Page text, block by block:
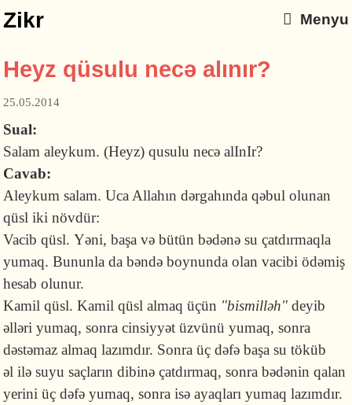
Zikr Menyu
Heyz qüsulu necə alınır?
25.05.2014
Sual:
Salam aleykum. (Heyz) qusulu necə alInIr?
Cavab:
Aleykum salam. Uca Allahın dərgahında qəbul olunan
qüsl iki növdür:
Vacib qüsl. Yəni, başa və bütün bədənə su çatdırmaqla
yumaq. Bununla da bəndə boynunda olan vacibi ödəmiş
hesab olunur.
Kamil qüsl. Kamil qüsl almaq üçün "bismilləh" deyib
əlləri yumaq, sonra cinsiyyət üzvünü yumaq, sonra
dəstəmaz almaq lazımdır. Sonra üç dəfə başa su töküb
əl ilə suyu saçların dibinə çatdırmaq, sonra bədənin qalan
yerini üç dəfə yumaq, sonra isə ayaqları yumaq lazımdır.